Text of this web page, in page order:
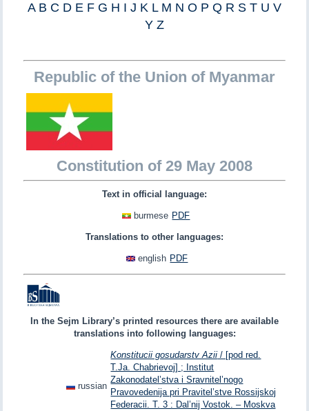
A B C D E F G H I J K L M N O P Q R S T U V
Y Z
Republic of the Union of Myanmar
Constitution of 29 May 2008
Text in official language:
burmese PDF
Translations to other languages:
english PDF
In the Sejm Library’s printed resources there are available
translations into following languages:
russian
Konstitucii gosudarstv Azii / [pod red.
T.Ja. Chabrievoj] ; Institut
Zakonodatel’stva i Sravnitel’nogo
Pravovedenija pri Pravitel’stve Rossijskoj
Federacii. T. 3 : Dal’nij Vostok. – Moskva